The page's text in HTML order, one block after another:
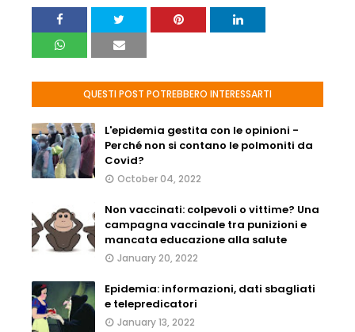
QUESTI POST POTREBBERO INTERESSARTI
L'epidemia gestita con le opinioni -
Perché non si contano le polmoniti da
Covid?
October 04, 2022
Non vaccinati: colpevoli o vittime? Una
campagna vaccinale tra punizioni e
mancata educazione alla salute
January 20, 2022
Epidemia: informazioni, dati sbagliati
e telepredicatori
January 13, 2022